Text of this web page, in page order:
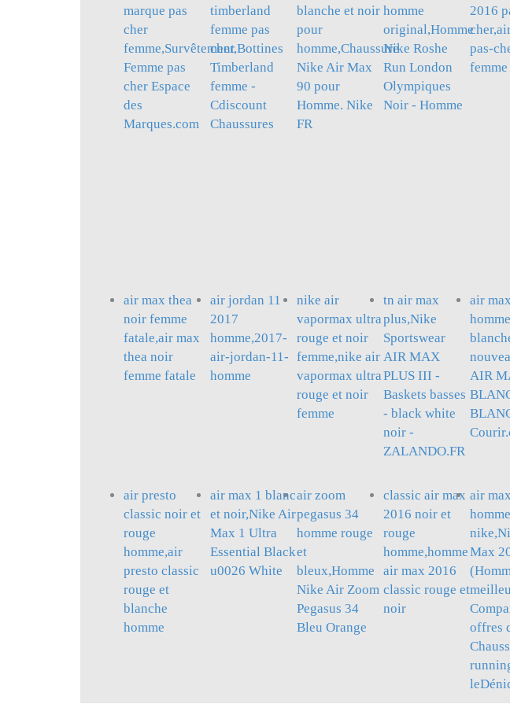
marque pas
cher
femme,Survêtement
Femme pas
cher Espace
des
Marques.com
timberland
femme pas
cher,Bottines
Timberland
femme -
Cdiscount
Chaussures
blanche et noir
pour
homme,Chaussure
Nike Air Max
90 pour
Homme. Nike
FR
homme
original,Homme
Nike Roshe
Run London
Olympiques
Noir - Homme
2016
pas-
femme
air max thea
noir femme
fatale,air max
thea noir
femme fatale
air jordan 11
2017
homme,2017-
air-jordan-11-
homme
nike air
vapormax ultra
rouge et noir
femme,nike air
vapormax ultra
rouge et noir
femme
tn air max
plus,Nike
Sportswear
AIR MAX
PLUS III -
Baskets basses
- black white
noir -
ZALANDO.FR
air
homme
AIR
air presto
classic noir et
rouge
homme,air
presto classic
rouge et
blanche
homme
air max 1 blanc
et noir,Nike Air
Max 1 Ultra
Essential Black
u0026 White
air zoom
pegasus 34
homme rouge
et
bleux,Homme
Nike Air Zoom
Pegasus 34
Bleu Orange
classic air max
2016 noir et
rouge
homme,homme
air max 2016
classic rouge et
noir
air
homme
Max
offres